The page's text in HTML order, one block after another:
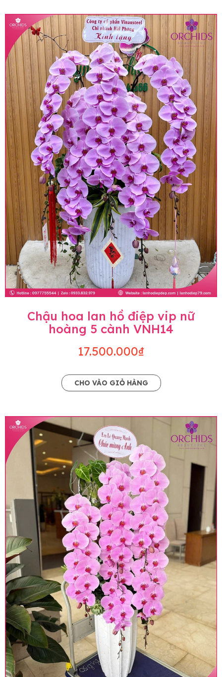
• Giá trên được miễn ship giao trong nội thành,
miễn phí in thiệp - banner theo yêu cầu khách
hàng.
• Beautiful Orchids liên kết với các cửa hàng
trên toàn quốc để phục vụ giao hoa tận nơi, mỗi
khu vực sẽ có mức giá khác nhau (tùy vào chi
phí mặt bằng, nguyên vật liệu,..) nên giá có thể sẽ
thay đổi so với giá niêm yết trên website. Khách
hàng ở Tỉnh thành khác vui lòng chủ động hỏi lại
giá trước khi đặt hàng, shop sẽ chủ động báo giá
chính xác khi có địa chỉ giao hàng cụ thể.
Chậu hoa lan hồ điệp vip nữ
hoàng 5 cành VNH14
17.500.000₫
CHO VÀO GIỎ HÀNG